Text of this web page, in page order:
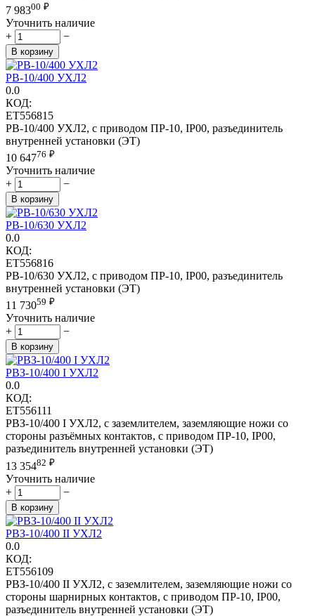
7 98300 ₽
Уточнить наличие
+
−
В корзину
РВ-10/400 УХЛ2
0.0
КОД:
ET556815
РВ-10/400 УХЛ2, с приводом ПР-10, IP00, разъединитель
внутренней установки (ЭТ)
10 64776 ₽
Уточнить наличие
+
−
В корзину
РВ-10/630 УХЛ2
0.0
КОД:
ET556816
РВ-10/630 УХЛ2, с приводом ПР-10, IP00, разъединитель
внутренней установки (ЭТ)
11 73059 ₽
Уточнить наличие
+
−
В корзину
РВЗ-10/400 I УХЛ2
0.0
КОД:
ET556111
РВЗ-10/400 I УХЛ2, с заземлителем, заземляющие ножи со
стороны разъёмных контактов, с приводом ПР-10, IP00,
разъединитель внутренней установки (ЭТ)
13 35482 ₽
Уточнить наличие
+
−
В корзину
РВЗ-10/400 II УХЛ2
0.0
КОД:
ET556109
РВЗ-10/400 II УХЛ2, с заземлителем, заземляющие ножи со
стороны шарнирных контактов, с приводом ПР-10, IP00,
разъединитель внутренней установки (ЭТ)